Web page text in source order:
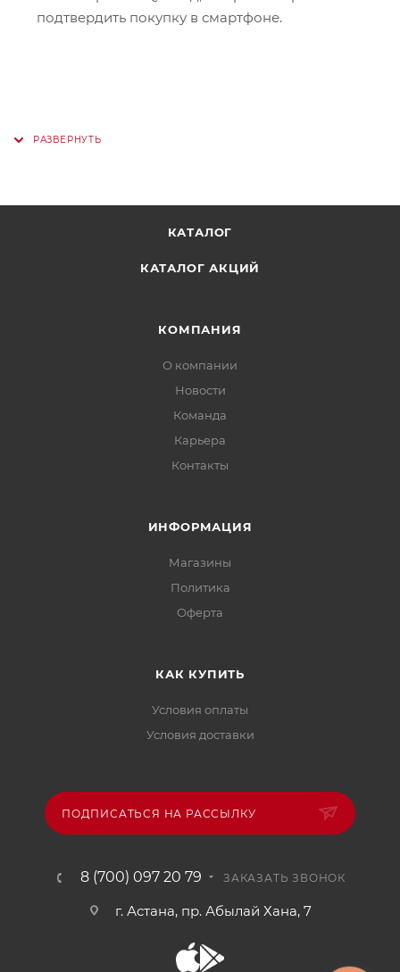
подтвердить покупку в смартфоне.
КАТАЛОГ
КАТАЛОГ АКЦИЙ
КОМПАНИЯ
О компании
Новости
Команда
Карьера
Контакты
ИНФОРМАЦИЯ
Магазины
Политика
Офертa
КАК КУПИТЬ
Условия оплаты
Условия доставки
ПОДПИСАТЬСЯ НА РАССЫЛКУ
8 (700) 097 20 79 ЗАКАЗАТЬ ЗВОНОК
г. Астана, пр. Абылай Хана, 7